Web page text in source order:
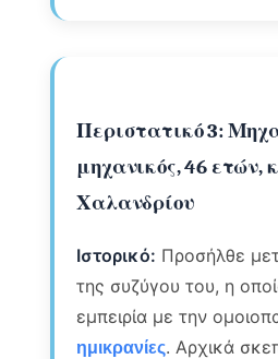
Περιστατικό 3:
μηχανικός, 46 ετών,
Χαλανδρίου
Ιστορικό: Προσήλθε
της συζύγου του, η
εμπειρία με την
ημικρανίες. Αρχικά